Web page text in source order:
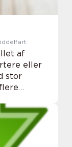
af
eller
stor